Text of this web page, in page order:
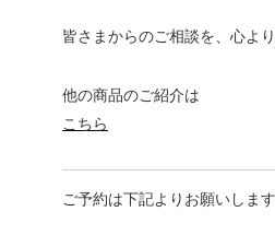
皆さまからのご相談を、心よ
他の商品のご紹介は
こちら
ご予約は下記よりお願いします